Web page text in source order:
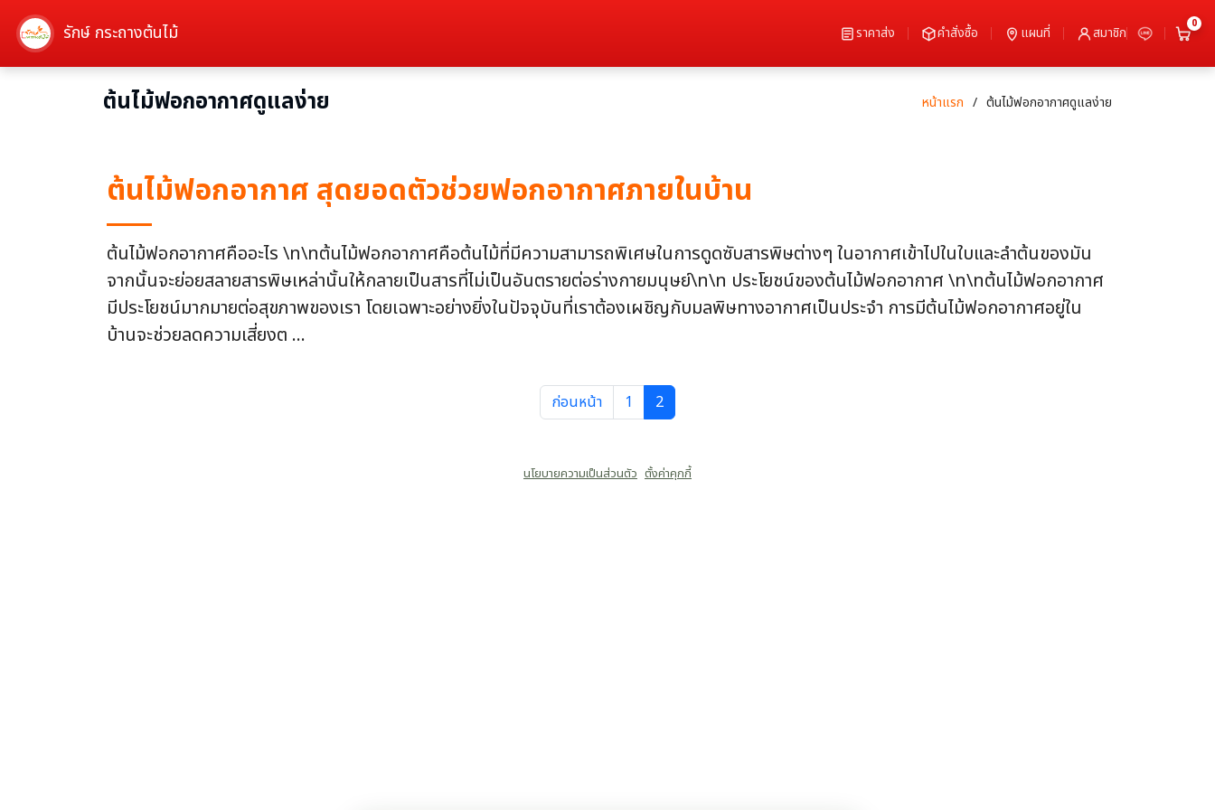
รักษ์ กระถางต้นไม้ ราคาส่ง คำสั่งซื้อ แผนที่ สมาชิก 0
ต้นไม้ฟอกอากาศดูแลง่าย หน้าแรก ต้นไม้ฟอกอากาศดูแลง่าย
ต้นไม้ฟอกอากาศ สุดยอดตัวช่วยฟอกอากาศภายในบ้าน
ต้นไม้ฟอกอากาศคืออะไร \n\nต้นไม้ฟอกอากาศคือต้นไม้ที่มีความสามารถพิเศษในการดูดซับสารพิษต่างๆ ในอากาศเข้าไปในใบและลำต้นของมัน
จากนั้นจะย่อยสลายสารพิษเหล่านั้นให้กลายเป็นสารที่ไม่เป็นอันตรายต่อร่างกายมนุษย์\n\n ประโยชน์ของต้นไม้ฟอกอากาศ \n\nต้นไม้ฟอกอากาศ
มีประโยชน์มากมายต่อสุขภาพของเรา โดยเฉพาะอย่างยิ่งในปัจจุบันที่เราต้องเผชิญกับมลพิษทางอากาศเป็นประจำ การมีต้นไม้ฟอกอากาศอยู่ใน
บ้านจะช่วยลดความเสี่ยงต ...
ก่อนหน้า 1 2
นโยบายความเป็นส่วนตัว ตั้งค่าคุกกี้